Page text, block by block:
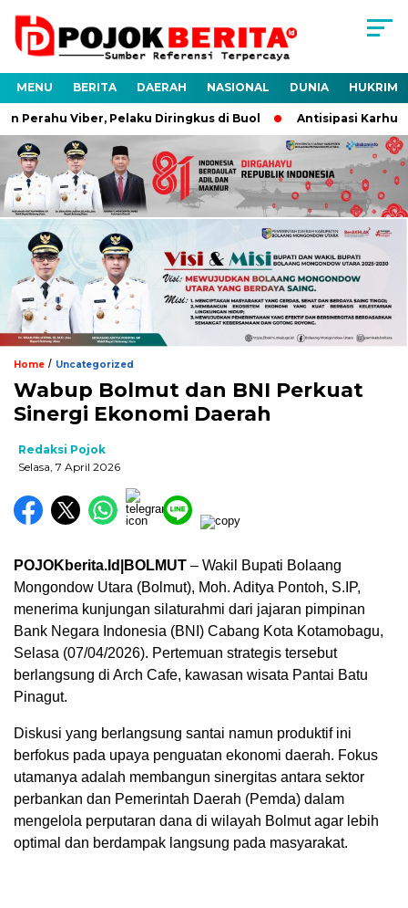
MENU BERITA DAERAH NASIONAL DUNIA HUKRIM
Perahu Viber, Pelaku Diringkus di Buol Antisipasi
Home / Uncategorized
Wabup Bolmut dan BNI Perkuat
Sinergi Ekonomi Daerah
Redaksi Pojok
Selasa, 7 April 2026
POJOKberita.Id|BOLMUT – Wakil Bupati Bolaang
Mongondow Utara (Bolmut), Moh. Aditya Pontoh, S.IP,
menerima kunjungan silaturahmi dari jajaran pimpinan
Bank Negara Indonesia (BNI) Cabang Kota Kotamobagu,
Selasa (07/04/2026). Pertemuan strategis tersebut
berlangsung di Arch Cafe, kawasan wisata Pantai Batu
Pinagut.
Diskusi yang berlangsung santai namun produktif ini
berfokus pada upaya penguatan ekonomi daerah. Fokus
utamanya adalah membangun sinergitas antara sektor
perbankan dan Pemerintah Daerah (Pemda) dalam
mengelola perputaran dana di wilayah Bolmut agar lebih
optimal dan berdampak langsung pada masyarakat.